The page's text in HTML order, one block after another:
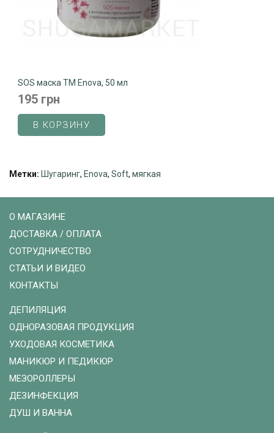
SOS маска ТМ Enova, 50 мл
195 грн
В КОРЗИНУ
Метки: Шугаринг, Enova, Soft, мягкая
О МАГАЗИНЕ
ДОСТАВКА / ОПЛАТА
СОТРУДНИЧЕСТВО
СТАТЬИ И ВИДЕО
КОНТАКТЫ
ДЕПИЛЯЦИЯ
ОДНОРАЗОВАЯ ПРОДУКЦИЯ
УХОДОВАЯ КОСМЕТИКА
МАНИКЮР И ПЕДИКЮР
МЕЗОРОЛЛЕРЫ
ДЕЗИНФЕКЦИЯ
ДУШ И ВАННА